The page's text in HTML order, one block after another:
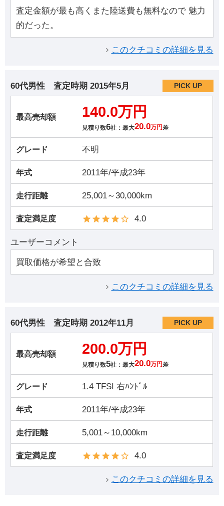
査定金額が最も高くまた陸送費も無料なので 魅力
的だった。
このクチコミの詳細を見る
60代男性 査定時期 2015年5月 PICK UP
最高売却額 140.0万円
見積り数6社：最大20.0万円 差
グレード 不明
年式 2011年/平成23年
走行距離 25,001～30,000km
査定満足度 4.0
ユーザーコメント
買取価格が希望と合致
このクチコミの詳細を見る
60代男性 査定時期 2012年11月 PICK UP
最高売却額 200.0万円
見積り数5社：最大20.0万円 差
グレード 1.4 TFSI 右ﾊﾝﾄﾞﾙ
年式 2011年/平成23年
走行距離 5,001～10,000km
査定満足度 4.0
このクチコミの詳細を見る